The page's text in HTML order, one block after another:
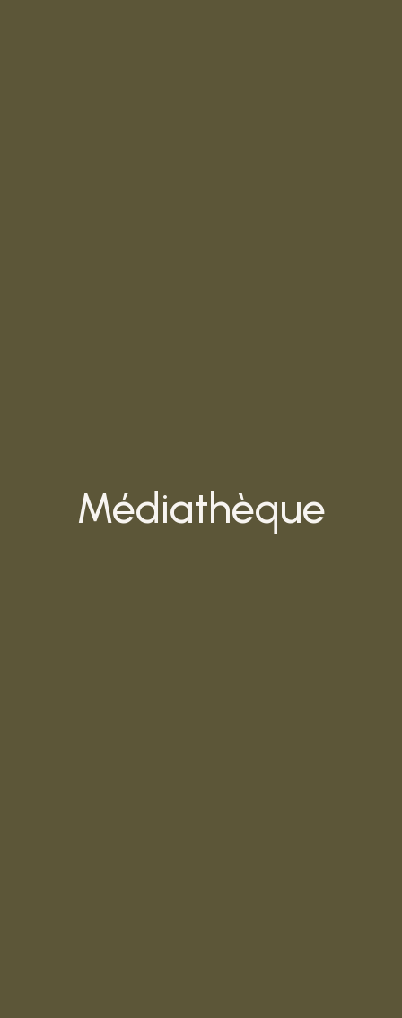
Médiathèque